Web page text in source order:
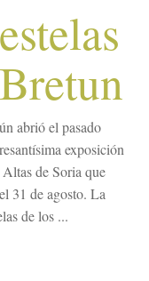
abrió el pasado
exposición
de Soria que
31 de agosto. La
de los ...